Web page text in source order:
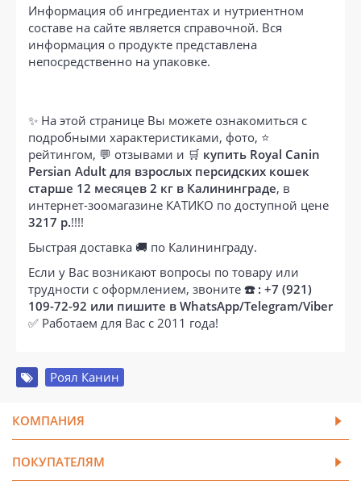
Информация об ингредиентах и нутриентном
составе на сайте является справочной. Вся
информация о продукте представлена
непосредственно на упаковке.
✨ На этой странице Вы можете ознакомиться с
подробными характеристиками, фото, ⭐
рейтингом, 💬 отзывами и 🛒 купить Royal Canin
Persian Adult для взрослых персидских кошек
старше 12 месяцев 2 кг в Калининграде, в
интернет-зоомагазине КАТИКО по доступной цене
3217 р.!!!!
Быстрая доставка 🚚 по Калининграду.
Если у Вас возникают вопросы по товару или
трудности с оформлением, звоните ☎️ : +7 (921)
109-72-92 или пишите в WhatsApp/Telegram/Viber
✅ Работаем для Вас с 2011 года!
Роял Канин
КОМПАНИЯ
ПОКУПАТЕЛЯМ